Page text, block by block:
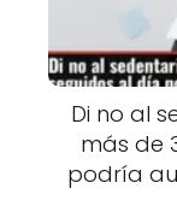
Di no al
más de
podría